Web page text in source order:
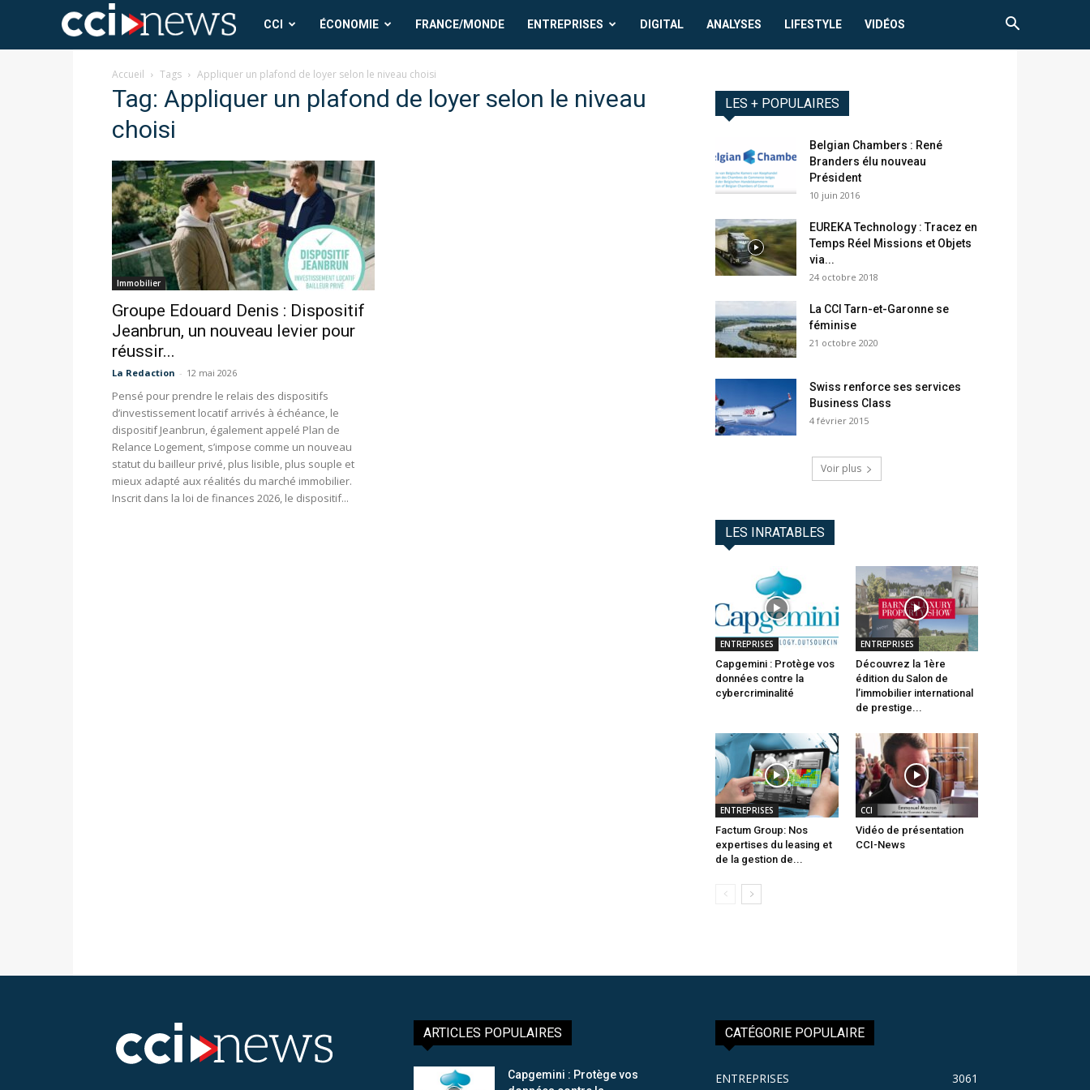
CCI
News
CCI ÉCONOMIE FRANCE/MONDE ENTREPRISES DIGITAL ANALYSES LIFESTYLE VIDÉOS
Accueil Tags Appliquer un plafond de loyer selon le niveau choisi
Tag: Appliquer un plafond de loyer selon le niveau
choisi
Immobilier
Groupe Edouard Denis : Dispositif
Jeanbrun, un nouveau levier pour
réussir...
La Redaction - 12 mai 2026
Pensé pour prendre le relais des dispositifs
d’investissement locatif arrivés à échéance, le
dispositif Jeanbrun, également appelé Plan de
Relance Logement, s’impose comme un nouveau
statut du bailleur privé, plus lisible, plus souple et
mieux adapté aux réalités du marché immobilier.
Inscrit dans la loi de finances 2026, le dispositif...
LES + POPULAIRES
Belgian Chambers : René
Branders élu nouveau
Président
10 juin 2016
EUREKA Technology : Tracez en
Temps Réel Missions et Objets
via...
24 octobre 2018
La CCI Tarn-et-Garonne se
féminise
21 octobre 2020
Swiss renforce ses services
Business Class
4 février 2015
Voir plus
LES INRATABLES
ENTREPRISES
Capgemini : Protège vos
données contre la
cybercriminalité
ENTREPRISES
Découvrez la 1ère
édition du Salon de
l’immobilier international
de prestige...
ENTREPRISES
Factum Group: Nos
expertises du leasing et
de la gestion de...
CCI
Vidéo de présentation
CCI-News
ARTICLES POPULAIRES
Capgemini : Protège vos
CATÉGORIE POPULAIRE
ENTREPRISES 3061